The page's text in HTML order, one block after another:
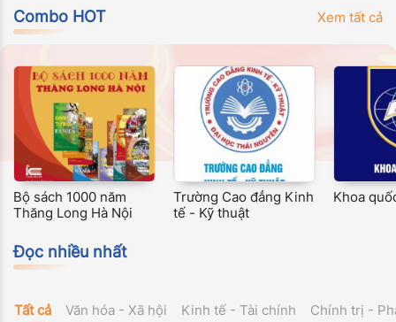
và thực tiễn
Long
nay
Combo HOT Xem tất cả
Bộ sách 1000 năm
Thăng Long Hà Nội
Trường Cao đẳng Kinh
tế - Kỹ thuật
Khoa
Đọc nhiều nhất
Tất cả Văn hóa - Xã hội Kinh tế - Tài chính Chính trị -